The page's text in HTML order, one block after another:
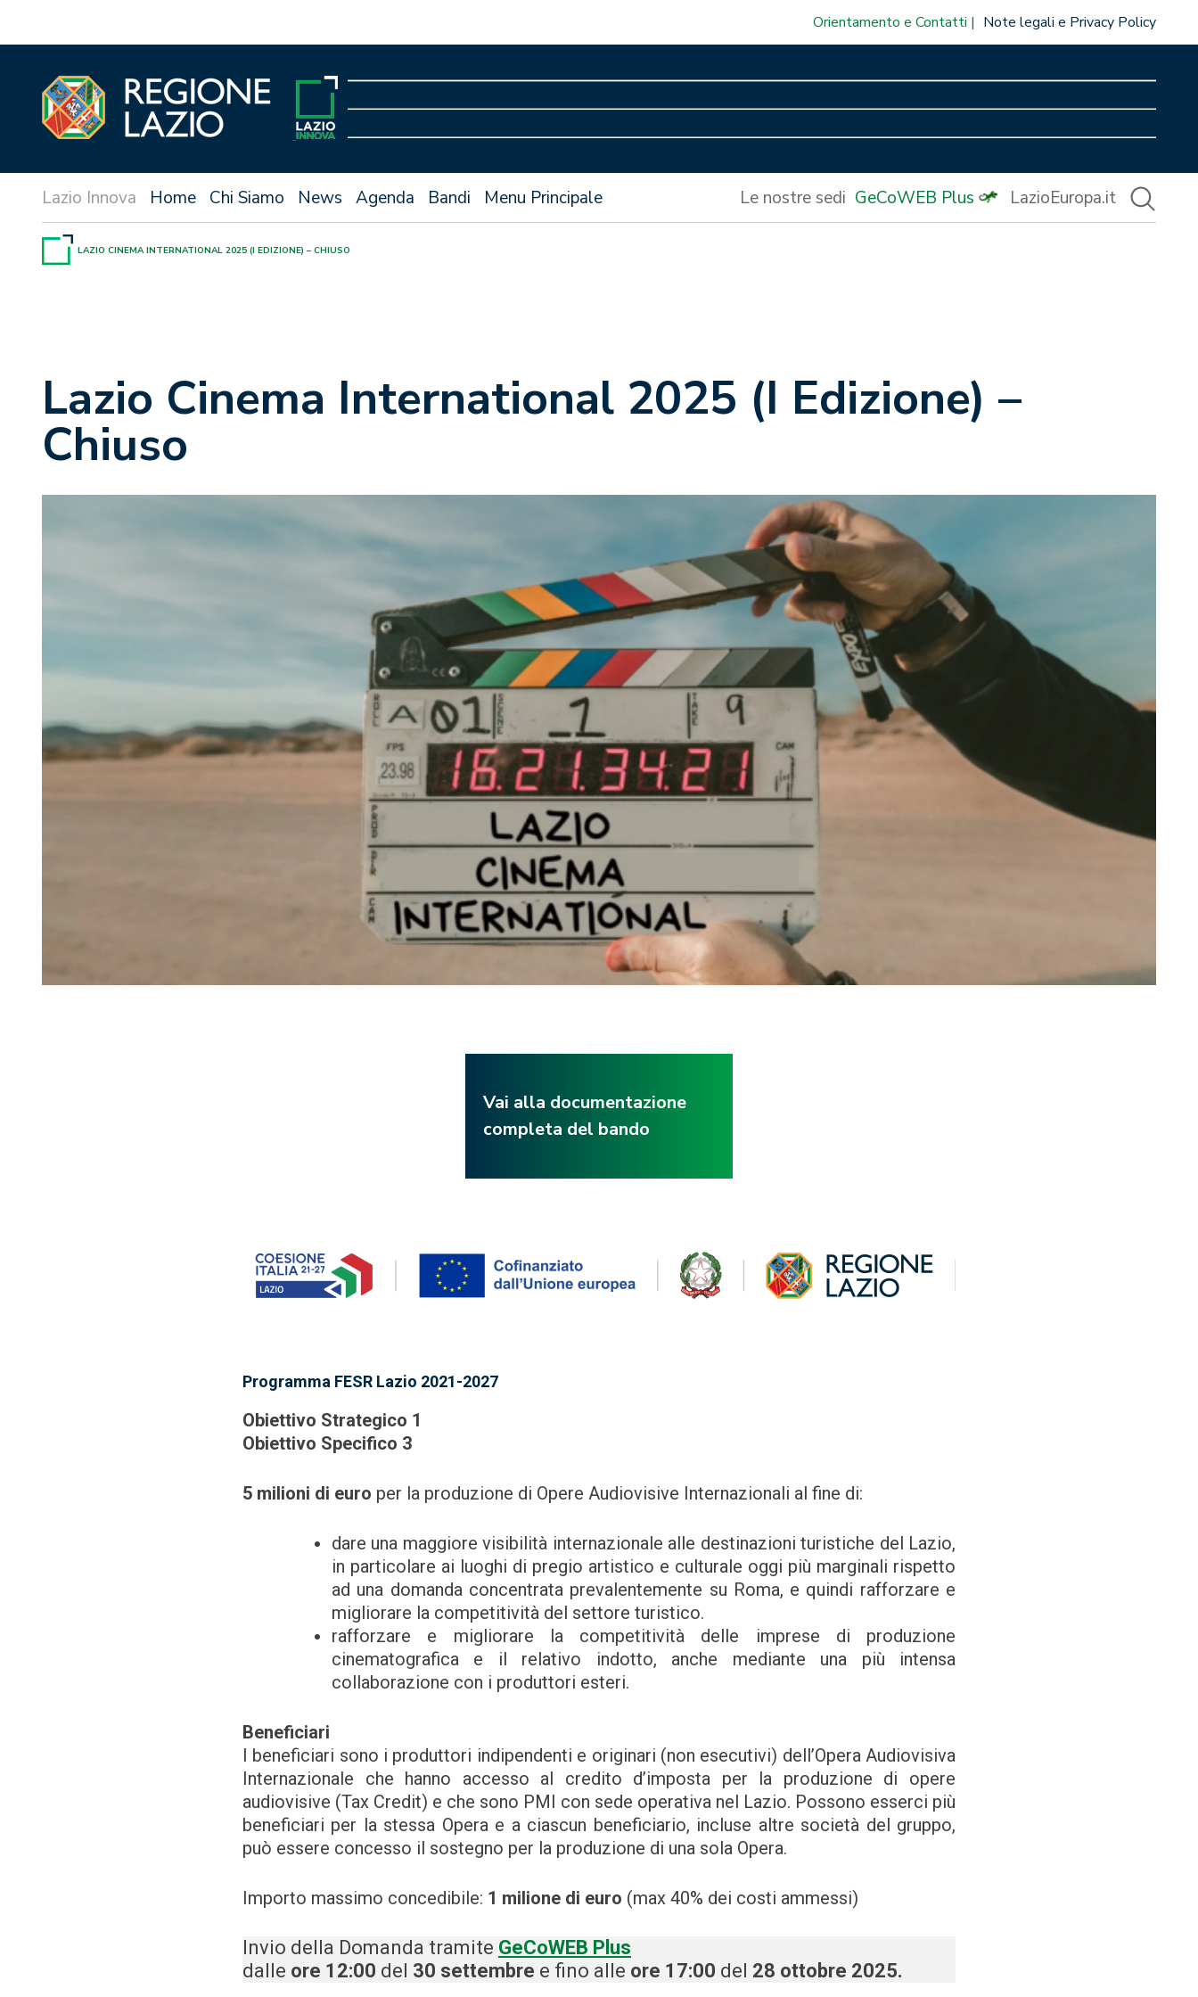
Orientamento e Contatti Note legali e Privacy Policy
Home Chi Siamo News Agenda Bandi Menu Principale Le nostre sedi GeCoWEB Plus LazioEuropa.it
LAZIO CINEMA INTERNATIONAL 2025 (I EDIZIONE) – CHIUSO
Lazio Cinema International 2025 (I Edizione) –
Chiuso
Vai alla documentazione
completa del bando
Programma FESR Lazio 2021-2027
Obiettivo Strategico 1
Obiettivo Specifico 3
5 milioni di euro per la produzione di Opere Audiovisive Internazionali al fine di:
dare una maggiore visibilità internazionale alle destinazioni turistiche del Lazio,
in particolare ai luoghi di pregio artistico e culturale oggi più marginali rispetto
ad una domanda concentrata prevalentemente su Roma, e quindi rafforzare e
migliorare la competitività del settore turistico.
rafforzare e migliorare la competitività delle imprese di produzione
cinematografica e il relativo indotto, anche mediante una più intensa
collaborazione con i produttori esteri.
Beneficiari
I beneficiari sono i produttori indipendenti e originari (non esecutivi) dell’Opera Audiovisiva
Internazionale che hanno accesso al credito d’imposta per la produzione di opere
audiovisive (Tax Credit) e che sono PMI con sede operativa nel Lazio. Possono esserci più
beneficiari per la stessa Opera e a ciascun beneficiario, incluse altre società del gruppo,
può essere concesso il sostegno per la produzione di una sola Opera.
Importo massimo concedibile: 1 milione di euro (max 40% dei costi ammessi)
Invio della Domanda tramite GeCoWEB Plus
dalle ore 12:00 del 30 settembre e fino alle ore 17:00 del 28 ottobre 2025.